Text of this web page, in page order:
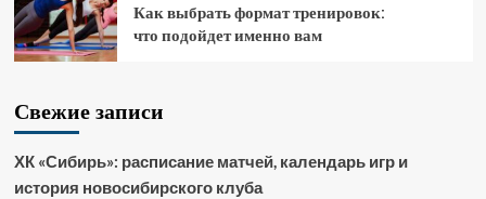
Как выбрать формат тренировок:
что подойдет именно вам
Свежие записи
ХК «Сибирь»: расписание матчей, календарь игр и
история новосибирского клуба